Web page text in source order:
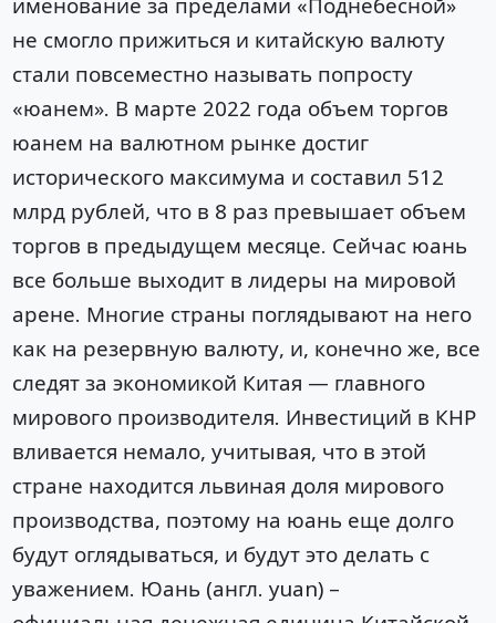
не смогло прижиться и китайскую валюту
стали повсеместно называть попросту
«юанем». В марте 2022 года объем торгов
юанем на валютном рынке достиг
исторического максимума и составил 512
млрд рублей, что в 8 раз превышает объем
торгов в предыдущем месяце. Сейчас юань
все больше выходит в лидеры на мировой
арене. Многие страны поглядывают на него
как на резервную валюту, и, конечно же, все
следят за экономикой Китая — главного
мирового производителя. Инвестиций в КНР
вливается немало, учитывая, что в этой
стране находится львиная доля мирового
производства, поэтому на юань еще долго
будут оглядываться, и будут это делать с
уважением. Юань (англ. yuan) –